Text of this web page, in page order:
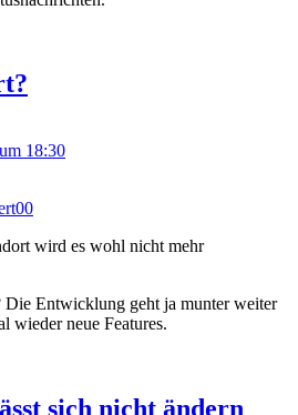
18:30
wird es wohl nicht mehr
Die Entwicklung geht ja munter weiter
wieder neue Features.
sich nicht ändern